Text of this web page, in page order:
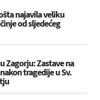
najavila veliku
od sljedećeg
Zagorju: Zastave na
tragedije u Sv.